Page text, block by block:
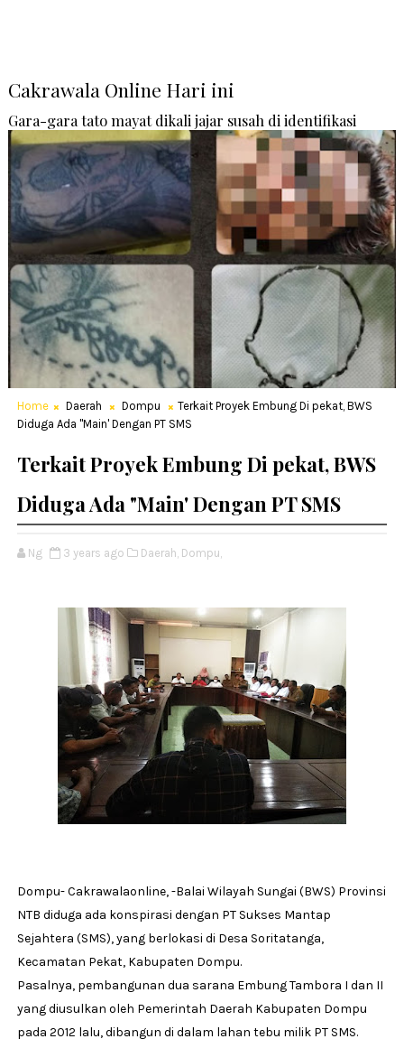
Cakrawala Online Hari ini
Gara-gara tato mayat dikali jajar susah di identifikasi
Home Daerah Dompu
Terkait Proyek Embung Di pekat, BWS
Diduga Ada "Main' Dengan PT SMS
Terkait Proyek Embung Di pekat, BWS
Diduga Ada "Main' Dengan PT SMS
Ng 3 years ago Daerah, Dompu,
Dompu- Cakrawalaonline, -Balai Wilayah Sungai (BWS) Provinsi
NTB diduga ada konspirasi dengan PT Sukses Mantap
Sejahtera (SMS), yang berlokasi di Desa Soritatanga,
Kecamatan Pekat, Kabupaten Dompu.
Pasalnya, pembangunan dua sarana Embung Tambora I dan II
yang diusulkan oleh Pemerintah Daerah Kabupaten Dompu
pada 2012 lalu, dibangun di dalam lahan tebu milik PT SMS.